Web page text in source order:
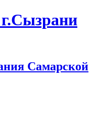
г.Сызрани
Самарской